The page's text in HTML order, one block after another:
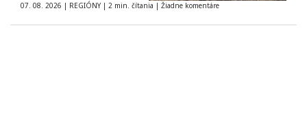
07. 08. 2026 | REGIÓNY | 2 min. čítania | Žiadne komentáre